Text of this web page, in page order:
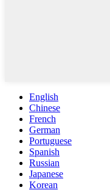
English
Chinese
French
German
Portuguese
Spanish
Russian
Japanese
Korean